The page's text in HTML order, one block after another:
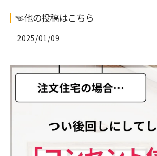
☜他の投稿はこちら
2025/01/09